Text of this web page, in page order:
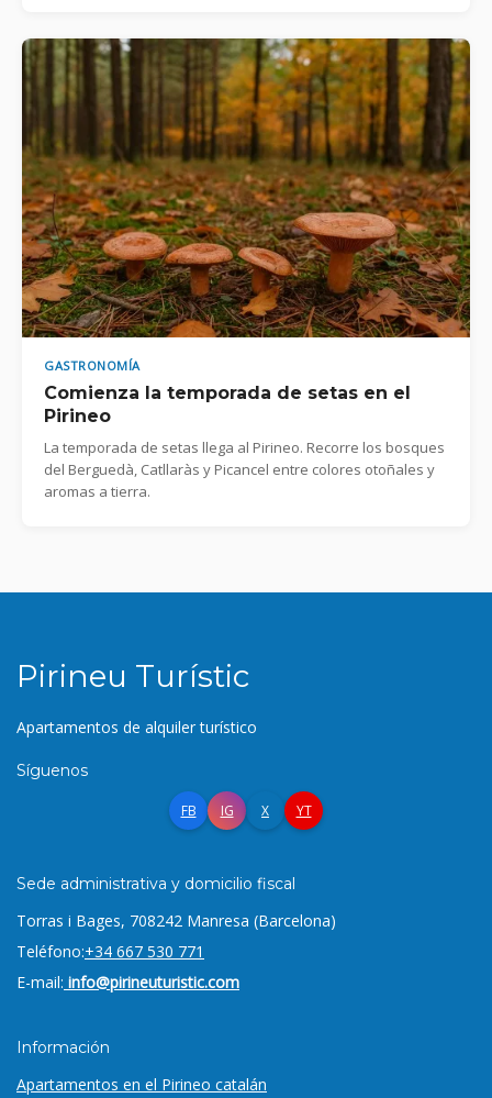
GASTRONOMÍA
Comienza la temporada de setas en el
Pirineo
La temporada de setas llega al Pirineo. Recorre los bosques
del Berguedà, Catllaràs y Picancel entre colores otoñales y
aromas a tierra.
Pirineu Turístic
Apartamentos de alquiler turístico
Síguenos
FB IG X YT
Sede administrativa y domicilio fiscal
Torras i Bages, 708242 Manresa (Barcelona)
Teléfono:+34 667 530 771
E-mail: info@pirineuturistic.com
Información
Apartamentos en el Pirineo catalán